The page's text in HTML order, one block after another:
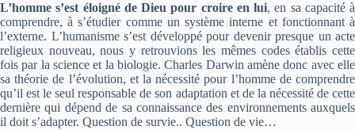
L’homme s’est éloigné de Dieu pour croire en lui, en sa capacité à
comprendre, à s’étudier comme un système interne et fonctionnant à
l’externe. L’humanisme s’est développé pour devenir presque un acte
religieux nouveau, nous y retrouvions les mêmes codes établis cette
fois par la science et la biologie. Charles Darwin amène donc avec elle
sa théorie de l’évolution, et la nécessité pour l’homme de comprendre
qu’il est le seul responsable de son adaptation et de la nécessité de cette
dernière qui dépend de sa connaissance des environnements auxquels
il doit s’adapter. Question de survie.. Question de vie…